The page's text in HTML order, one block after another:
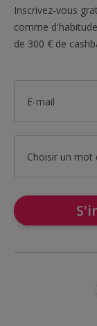
Inscrivez-vous
comme
de 300 € de
E-mail
Choisir un mot